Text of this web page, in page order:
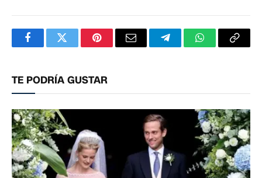
FacebookTwitterPinterestCorreoTelegramWhatsApp
TE PODRÍA GUSTAR